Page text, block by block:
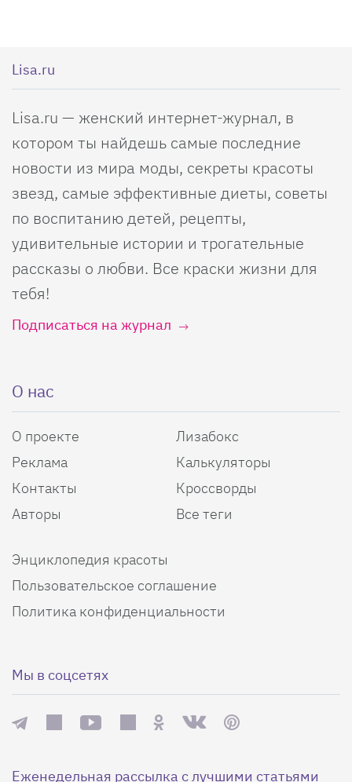
Lisa.ru
Lisa.ru — женский интернет-журнал, в
котором ты найдешь самые последние
новости из мира моды, секреты красоты
звезд, самые эффективные диеты, советы
по воспитанию детей, рецепты,
удивительные истории и трогательные
рассказы о любви. Все краски жизни для
тебя!
Подписаться на журнал
О нас
О проекте
Реклама
Контакты
Авторы
Лизабокс
Калькуляторы
Кроссворды
Все теги
Энциклопедия красоты
Пользовательское соглашение
Политика конфиденциальности
Мы в соцсетях
Еженедельная рассылка с лучшими статьями